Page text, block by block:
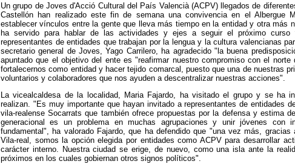
Un grupo de Joves d'Acció Cultural del País Valencià (ACPV) llegados de
Castellón han realizado este fin de semana una convivencia en el Albergue
establecer vínculos entre la gente que lleva más tiempo en la entidad y otra más
ha servido para hablar de las actividades y ejes a seguir el próximo
representantes de entidades que trabajan por la lengua y la cultura valencianas
secretario general de Joves, Yago Carrilero, ha agradecido "la buena
apuntado que el objetivo del ente es "reafirmar nuestro compromiso con el norte
fortalecernos como entidad y hacer tejido comarcal, puesto que una de nuestras
voluntarios y colaboradores que nos ayuden a descentralizar nuestras acciones".
La vicealcaldesa de la localidad, Maria Fajardo, ha visitado el grupo y se ha
realizan. "Es muy importante que hayan invitado a representantes de entidades
vila-realense Socarrats que también ofrece propuestas por la defensa y estima
generacional es un problema en muchas agrupaciones y unir jóvenes con
fundamental", ha valorado Fajardo, que ha defendido que "una vez más, gracias
Vila-real, somos la opción elegida por entidades como ACPV para desarrollar
carácter interno. Nuestra ciudad se erige, de nuevo, como una isla ante la
próximos en los cuales gobiernan otros signos políticos".